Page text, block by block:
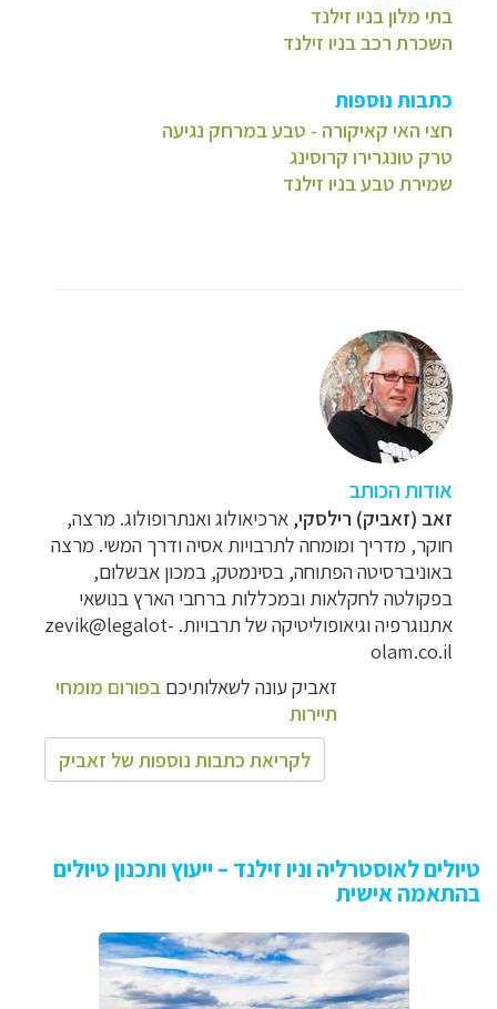
בתי מלון בניו זילנד
השכרת רכב בניו זילנד
כתבות נוספות
חצי האי קאיקורה - טבע במרחק נגיעה
טרק טונגרירו קרוסינג
שמירת טבע בניו זילנד
אודות הכותב
זאב (זאביק) רילסקי, ארכיאולוג ואנתרופולוג. מרצה,
חוקר, מדריך ומומחה לתרבויות אסיה ודרך המשי. מרצה
באוניברסיטה הפתוחה, בסינמטק, במכון אבשלום,
בפקולטה לחקלאות ובמכללות ברחבי הארץ בנושאי
אתנוגרפיה וגיאופוליטיקה של תרבויות. zevik@legalot-
olam.co.il
זאביק עונה לשאלותיכם בפורום מומחי
תיירות
לקריאת כתבות נוספות של זאביק
טיולים לאוסטרליה וניו זילנד – ייעוץ ותכנון טיולים
בהתאמה אישית